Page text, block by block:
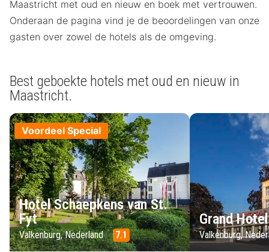
Maastricht met oud en nieuw en boek met vertrouwen.
Onderaan de pagina vind je de beoordelingen van onze
gasten over zowel de hotels als de omgeving.
Best geboekte hotels met oud en nieuw in
Maastricht.
Voordeel Special
Hotel Schaepkens van St.
Fyt
Valkenburg, Nederland 7.1
Grand
Valkenburg,